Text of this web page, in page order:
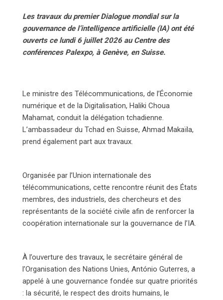
Les travaux du premier Dialogue mondial sur la
gouvernance de l’intelligence artificielle (IA) ont été
ouverts ce lundi 6 juillet 2026 au Centre des
conférences Palexpo, à Genève, en Suisse.
Le ministre des Télécommunications, de l’Économie
numérique et de la Digitalisation, Haliki Choua
Mahamat, conduit la délégation tchadienne.
L’ambassadeur du Tchad en Suisse, Ahmad Makaïla,
prend également part aux travaux.
Organisée par l’Union internationale des
télécommunications, cette rencontre réunit des États
membres, des industriels, des chercheurs et des
représentants de la société civile afin de renforcer la
coopération internationale sur la gouvernance de l’IA.
À l’ouverture des travaux, le secrétaire général de
l’Organisation des Nations Unies, António Guterres, a
appelé à une gouvernance fondée sur quatre priorités
: la sécurité, le respect des droits humains, le